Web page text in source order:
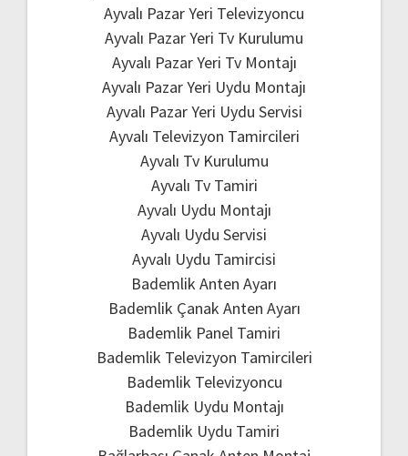
Ayvalı Pazar Yeri Televizyoncu
Ayvalı Pazar Yeri Tv Kurulumu
Ayvalı Pazar Yeri Tv Montajı
Ayvalı Pazar Yeri Uydu Montajı
Ayvalı Pazar Yeri Uydu Servisi
Ayvalı Televizyon Tamircileri
Ayvalı Tv Kurulumu
Ayvalı Tv Tamiri
Ayvalı Uydu Montajı
Ayvalı Uydu Servisi
Ayvalı Uydu Tamircisi
Bademlik Anten Ayarı
Bademlik Çanak Anten Ayarı
Bademlik Panel Tamiri
Bademlik Televizyon Tamircileri
Bademlik Televizyoncu
Bademlik Uydu Montajı
Bademlik Uydu Tamiri